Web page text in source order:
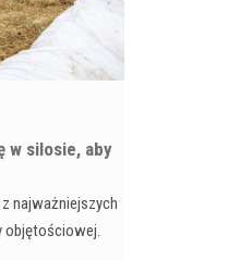
w silosie, aby
najważniejszych
objętościowej.